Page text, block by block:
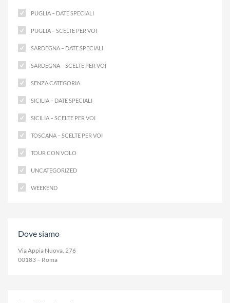
PUGLIA – DATE SPECIALI
PUGLIA – SCELTE PER VOI
SARDEGNA – DATE SPECIALI
SARDEGNA – SCELTE PER VOI
SENZA CATEGORIA
SICILIA – DATE SPECIALI
SICILIA – SCELTE PER VOI
TOSCANA – SCELTE PER VOI
TOUR CON VOLO
UNCATEGORIZED
WEEKEND
Dove siamo
Via Appia Nuova, 276
00183 – Roma